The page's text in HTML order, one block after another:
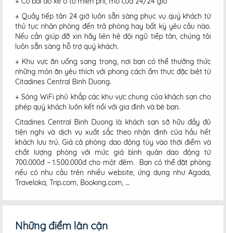
+ Quầy tiếp tân 24 giờ luôn sẵn sàng phục vụ quý khách từ
thủ tục nhận phòng đến trả phòng hay bất kỳ yêu cầu nào.
Nếu cần giúp đỡ xin hãy liên hệ đội ngũ tiếp tân, chúng tôi
luôn sẵn sàng hỗ trợ quý khách.
+ Khu vực ăn uống sang trọng, nơi bạn có thể thưởng thức
những món ăn yêu thích với phong cách ẩm thực đặc biệt từ
Citadines Central Binh Duong.
+ Sóng WiFi phủ khắp các khu vực chung của khách sạn cho
phép quý khách luôn kết nối với gia đình và bè bạn.
Citadines Central Binh Duong là khách sạn sở hữu đầy đủ
tiện nghi và dịch vụ xuất sắc theo nhận định của hầu hết
khách lưu trú. Giá cả phòng dao động tùy vào thời điểm và
chất lượng phòng với mức giá bình quân dao động từ
700.000đ – 1.500.000đ cho một đêm. Bạn có thể đặt phòng
nếu có nhu cầu trên nhiều website, ứng dụng như Agoda,
Traveloka, Trip.com, Booking.com, …
Những điểm lân cận